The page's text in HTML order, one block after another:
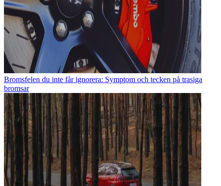
Bromsfelen du inte får ignorera: Symptom och tecken på trasiga
bromsar